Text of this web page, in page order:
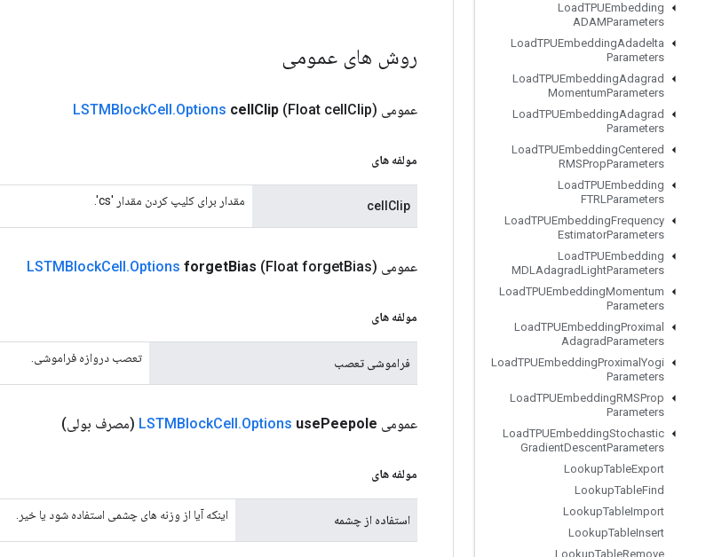
LoadTPUEmbedding
ADAMParameters
LoadTPUEmbeddingAdadelta
Parameters
LoadTPUEmbeddingAdagrad
MomentumParameters
LoadTPUEmbeddingAdagrad
Parameters
LoadTPUEmbeddingCentered
RMSPropParameters
LoadTPUEmbedding
FTRLParameters
LoadTPUEmbeddingFrequency
EstimatorParameters
LoadTPUEmbedding
MDLAdagradLightParameters
LoadTPUEmbeddingMomentum
Parameters
LoadTPUEmbeddingProximal
AdagradParameters
LoadTPUEmbeddingProximal Yogi
Parameters
LoadTPUEmbeddingRMSProp
Parameters
LoadTPUEmbeddingStochastic
GradientDescentParameters
LookupTableExport
LookupTableFind
LookupTableImport
LookupTableInsert
LookupTableRemove
روش های عمومی
عمومی LSTMBlockCell.Options cellClip (Float cellClip)
مولفه های
cellClip مقدار برای کلیپ کردن مقدار 'cs'.
عمومی LSTMBlockCell.Options forgetBias (Float forgetBias)
مولفه های
فراموشی تعصب تعصب دروازه فراموشی.
عمومی LSTMBlockCell.Options usePeepole (مصرف بولی)
مولفه های
استفاده از چشمه اینکه آیا از وزنه های چشمی استفاده شود یا خیر.